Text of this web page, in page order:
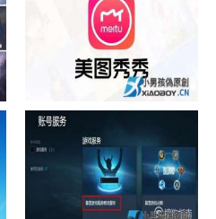
怎样给照片换背景